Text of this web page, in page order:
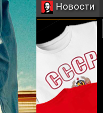
Новости